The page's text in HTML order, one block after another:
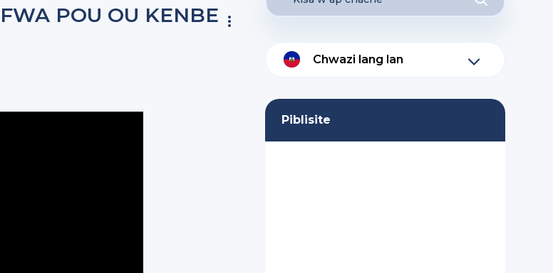
POU OU KENBE
Chwazi lang lan
Piblisite